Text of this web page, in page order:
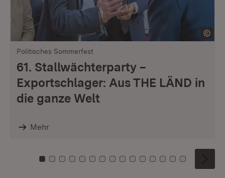
Politisches Sommerfest
61. Stallwächterparty –
Exportschlager: Aus THE LÄND in
die ganze Welt
Mehr
Zu Kachel: 0
Zu Kachel: 1
Zu Kachel: 2
Zu Kachel: 3
Zu Kachel: 4
Zu Kachel: 5
Zu Kachel: 6
Zu Kachel: 7
Zu Kachel: 8
Zu Kachel: 9
Zu Kachel: 10
Zu Kachel: 11
Zu Kachel: 12
Zu Kachel:
Zu